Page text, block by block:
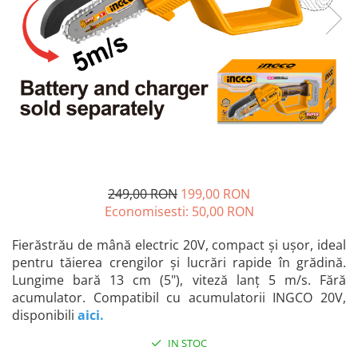
Mașini de șlefuit
Măști de sudură
Nivele cu bulă
Nivelă laser
Picamere
Capsatoare
Căni
Accesorii pentru drujbă
Echipamente de protecție
Grătare și accesorii
Instalații sanitare
Lampi
Mașină de tocat carne
Mori electrice
249,00 RON 199,00 RON
Economisesti: 50,00 RON
Fierăstrău de mână electric 20V, compact și ușor, ideal
pentru tăierea crengilor și lucrări rapide în grădină.
Lungime bară 13 cm (5"), viteză lanț 5 m/s. Fără
acumulator. Compatibil cu acumulatorii INGCO 20V,
disponibili aici.
IN STOC